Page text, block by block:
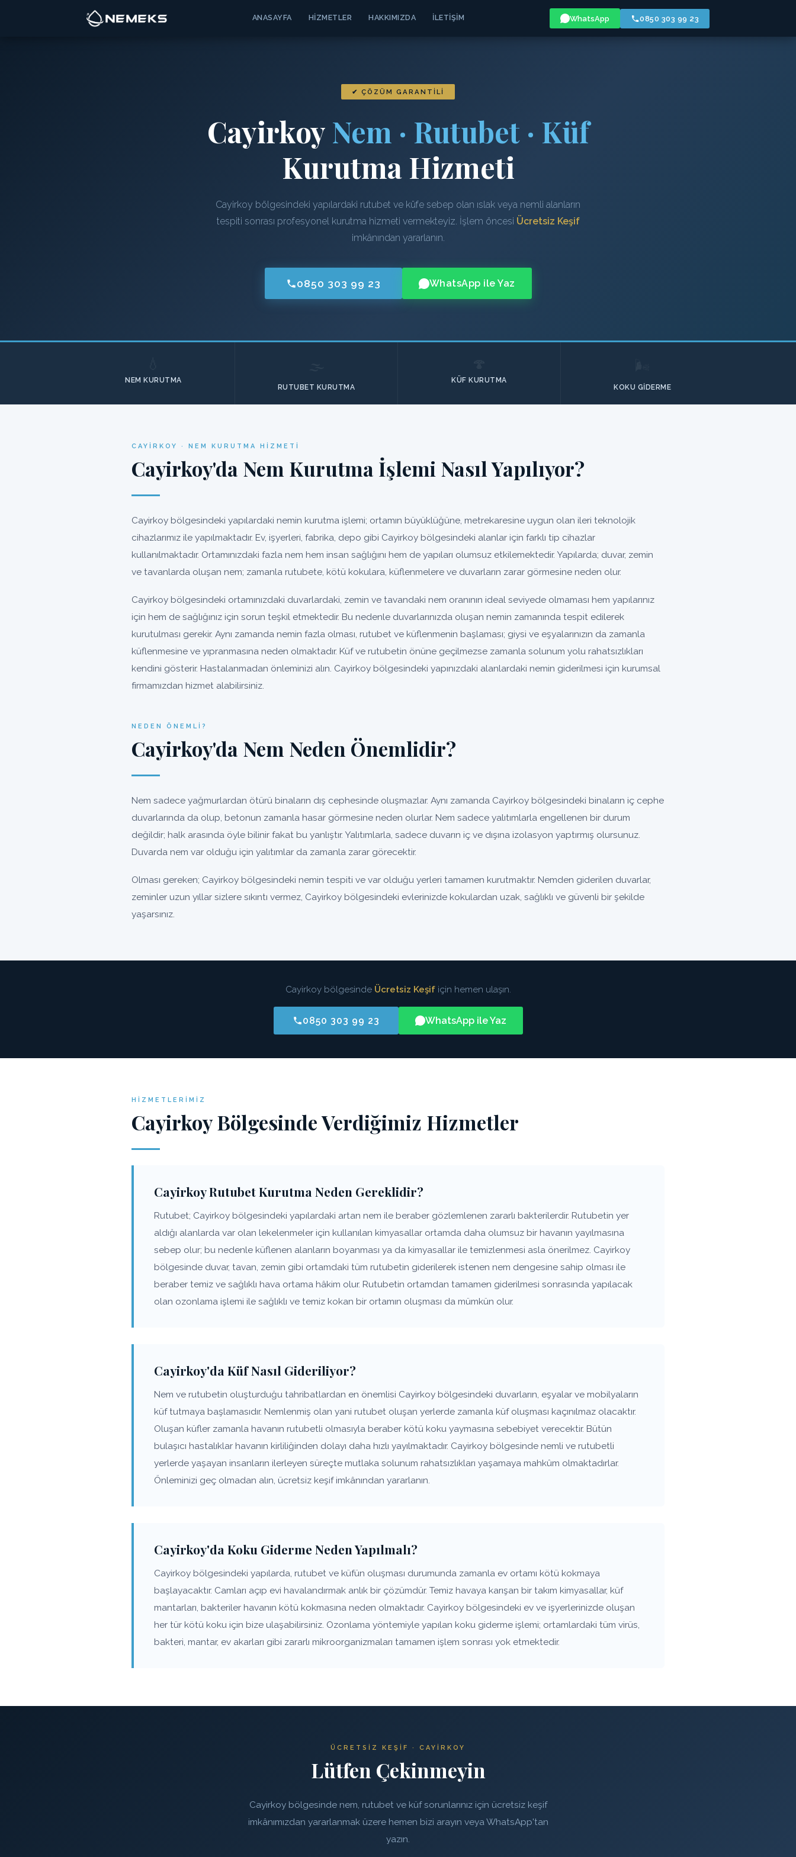
ANASAYFA HIZMETLER HAKKIMIZDA İLETIŞIM WhatsApp 0850 303 99 23
✔ ÇÖZÜM GARANTILI
Cayirkoy Nem · Rutubet · Küf
Kurutma Hizmeti
Cayirkoy bölgesindeki yapılardaki rutubet ve küfe sebep olan ıslak veya nemli alanların
tespiti sonrası profesyonel kurutma hizmeti vermekteyiz. İşlem öncesi Ücretsiz Keşif
imkânından yararlanın.
0850 303 99 23 WhatsApp ile Yaz
NEM KURUTMA
RUTUBET KURUTMA
KÜF KURUTMA
KOKU GIDERME
CAYIRKOY · NEM KURUTMA HIZMETI
Cayirkoy'da Nem Kurutma İşlemi Nasıl Yapılıyor?
Cayirkoy bölgesindeki yapılardaki nemin kurutma işlemi; ortamın büyüklüğüne, metrekaresine uygun olan ileri teknolojik
cihazlarımız ile yapılmaktadır. Ev, işyerleri, fabrika, depo gibi Cayirkoy bölgesindeki alanlar için farklı tip cihazlar
kullanılmaktadır. Ortamınızdaki fazla nem hem insan sağlığını hem de yapıları olumsuz etkilemektedir. Yapılarda; duvar, zemin
ve tavanlarda oluşan nem; zamanla rutubete, kötü kokulara, küflenmelere ve duvarların zarar görmesine neden olur.
Cayirkoy bölgesindeki ortamınızdaki duvarlardaki, zemin ve tavandaki nem oranının ideal seviyede olmaması hem yapılarınız
için hem de sağlığınız için sorun teşkil etmektedir. Bu nedenle duvarlarınızda oluşan nemin zamanında tespit edilerek
kurutulması gerekir. Aynı zamanda nemin fazla olması, rutubet ve küflenmenin başlaması; giysi ve eşyalarınızın da zamanla
küflenmesine ve yıpranmasına neden olmaktadır. Küf ve rutubetin önüne geçilmezse zamanla solunum yolu rahatsızlıkları
kendini gösterir. Hastalanmadan önleminizi alın. Cayirkoy bölgesindeki yapınızdaki alanlardaki nemin giderilmesi için kurumsal
firmamızdan hizmet alabilirsiniz.
NEDEN ÖNEMLI?
Cayirkoy'da Nem Neden Önemlidir?
Nem sadece yağmurlardan ötürü binaların dış cephesinde oluşmazlar. Aynı zamanda Cayirkoy bölgesindeki binaların iç cephe
duvarlarında da olup, betonun zamanla hasar görmesine neden olurlar. Nem sadece yalıtımlarla engellenen bir durum
değildir; halk arasında öyle bilinir fakat bu yanlıştır. Yalıtımlarla, sadece duvarın iç ve dışına izolasyon yaptırmış olursunuz.
Duvarda nem var olduğu için yalıtımlar da zamanla zarar görecektir.
Olması gereken; Cayirkoy bölgesindeki nemin tespiti ve var olduğu yerleri tamamen kurutmaktır. Nemden giderilen duvarlar,
zeminler uzun yıllar sizlere sıkıntı vermez, Cayirkoy bölgesindeki evlerinizde kokulardan uzak, sağlıklı ve güvenli bir şekilde
yaşarsınız.
Cayirkoy bölgesinde Ücretsiz Keşifiçin hemen ulaşın.
0850 303 99 23 WhatsApp ile Yaz
HIZMETLERIMIZ
Cayirkoy Bölgesinde Verdiğimiz Hizmetler
Cayirkoy Rutubet Kurutma Neden Gereklidir?
Rutubet; Cayirkoy bölgesindeki yapılardaki artan nem ile beraber gözlemlenen zararlı bakterilerdir. Rutubetin yer
aldığı alanlarda var olan lekelenmeler için kullanılan kimyasallar ortamda daha olumsuz bir havanın yayılmasına
sebep olur; bu nedenle küflenen alanların boyanması ya da kimyasallar ile temizlenmesi asla önerilmez. Cayirkoy
bölgesinde duvar, tavan, zemin gibi ortamdaki tüm rutubetin giderilerek istenen nem dengesine sahip olması ile
beraber temiz ve sağlıklı hava ortama hâkim olur. Rutubetin ortamdan tamamen giderilmesi sonrasında yapılacak
olan ozonlama işlemi ile sağlıklı ve temiz kokan bir ortamın oluşması da mümkün olur.
Cayirkoy'da Küf Nasıl Gideriliyor?
Nem ve rutubetin oluşturduğu tahribatlardan en önemlisi Cayirkoy bölgesindeki duvarların, eşyalar ve mobilyaların
küf tutmaya başlamasıdır. Nemlenmiş olan yani rutubet oluşan yerlerde zamanla küf oluşması kaçınılmaz olacaktır.
Oluşan küfler zamanla havanın rutubetli olmasıyla beraber kötü koku yaymasına sebebiyet verecektir. Bütün
bulaşıcı hastalıklar havanın kirliliğinden dolayı daha hızlı yayılmaktadır. Cayirkoy bölgesinde nemli ve rutubetli
yerlerde yaşayan insanların ilerleyen süreçte mutlaka solunum rahatsızlıkları yaşamaya mahkûm olmaktadırlar.
Önleminizi geç olmadan alın, ücretsiz keşif imkânından yararlanın.
Cayirkoy'da Koku Giderme Neden Yapılmalı?
Cayirkoy bölgesindeki yapılarda, rutubet ve küfün oluşması durumunda zamanla ev ortamı kötü kokmaya
başlayacaktır. Camları açıp evi havalandırmak anlık bir çözümdür. Temiz havaya karışan bir takım kimyasallar, küf
mantarları, bakteriler havanın kötü kokmasına neden olmaktadır. Cayirkoy bölgesindeki ev ve işyerlerinizde oluşan
her tür kötü koku için bize ulaşabilirsiniz. Ozonlama yöntemiyle yapılan koku giderme işlemi; ortamlardaki tüm virüs,
bakteri, mantar, ev akarları gibi zararlı mikroorganizmaları tamamen işlem sonrası yok etmektedir.
ÜCRETSIZ KEŞIF · CAYIRKOY
Lütfen Çekinmeyin
Cayirkoy bölgesinde nem, rutubet ve küf sorunlarınız için ücretsiz keşif
imkânımızdan yararlanmak üzere hemen bizi arayın veya WhatsApp'tan
yazın.